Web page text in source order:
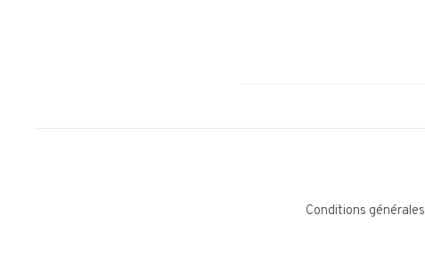
Conditions générales